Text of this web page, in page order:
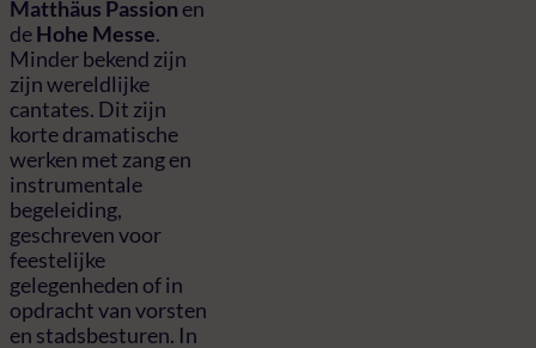
Matthäus Passion en
deHohe Messe.
Minder bekend zijn
zijn wereldlijke
cantates. Dit zijn
korte dramatische
werken met zang en
instrumentale
begeleiding,
geschreven voor
feestelijke
gelegenheden of in
opdracht van vorsten
en stadsbesturen. In